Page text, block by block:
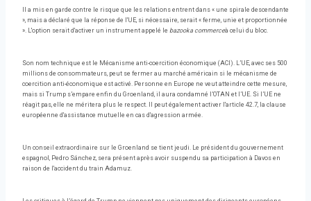
Il a mis en garde contre le risque que les relations entrent dans « une spirale descendante
», mais a déclaré que la réponse de l'UE, si nécessaire, serait « ferme, unie et proportionnée
». L'option serait d'activer un instrument appelé le bazooka commerceà celui du bloc.
Son nom technique est le Mécanisme anti-coercition économique (ACI). L’UE, avec ses 500
millions de consommateurs, peut se fermer au marché américain si le mécanisme de
coercition anti-économique est activé. Personne en Europe ne veut atteindre cette mesure,
mais si Trump s’empare enfin du Groenland, il aura condamné l’OTAN et l’UE. Si l’UE ne
réagit pas, elle ne méritera plus le respect. Il peut également activer l'article 42.7, la clause
européenne d'assistance mutuelle en cas d'agression armée.
Un conseil extraordinaire sur le Groenland se tient jeudi. Le président du gouvernement
espagnol, Pedro Sánchez, sera présent après avoir suspendu sa participation à Davos en
raison de l'accident du train Adamuz.